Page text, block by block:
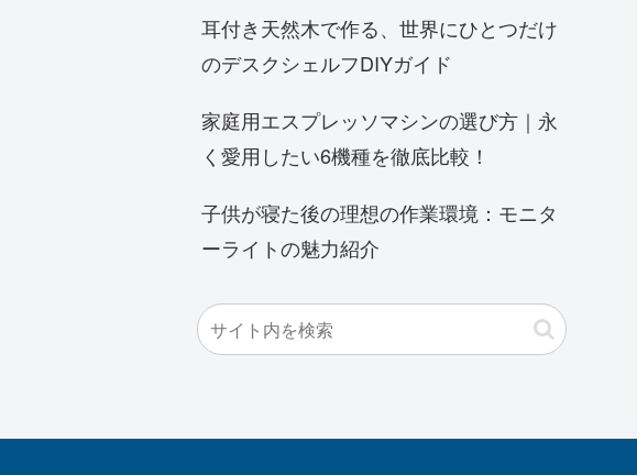
耳付き天然木で作る、世界にひとつだけ
のデスクシェルフDIYガイド
家庭用エスプレッソマシンの選び方｜永
く愛用したい6機種を徹底比較！
子供が寝た後の理想の作業環境：モニタ
ーライトの魅力紹介